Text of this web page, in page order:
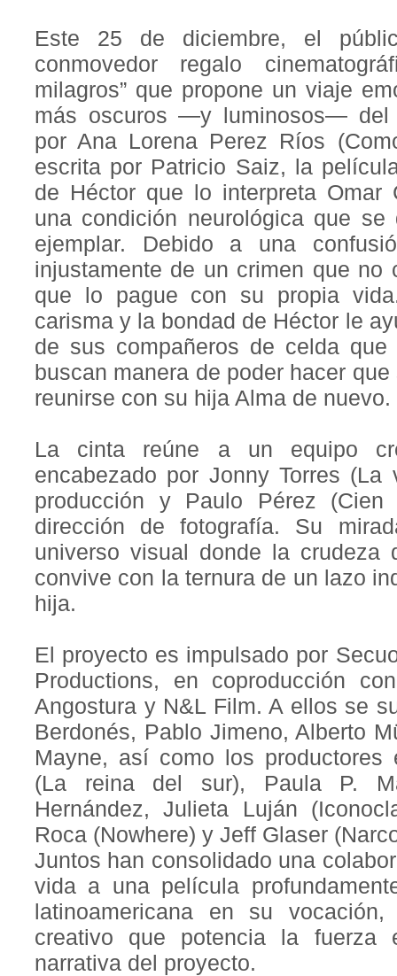
Este 25 de diciembre, el
conmovedor regalo
milagros” que propone un viaje
más oscuros —y luminosos— del
por Ana Lorena Perez Ríos
escrita por Patricio Saiz, la
de Héctor que lo interpreta Omar
una condición neurológica que
ejemplar. Debido a una
injustamente de un crimen que no
que lo pague con su propia
carisma y la bondad de Héctor le
de sus compañeros de celda
buscan manera de poder hacer
reunirse con su hija Alma de nuevo.
La cinta reúne a un equipo
encabezado por Jonny Torres
producción y Paulo Pérez
dirección de fotografía. Su
universo visual donde la crudeza
convive con la ternura de un lazo
hija.
El proyecto es impulsado por
Productions, en coproducción
Angostura y N&L Film. A ellos se
Berdonés, Pablo Jimeno, Alberto
Mayne, así como los productores
(La reina del sur), Paula P.
Hernández, Julieta Luján
Roca (Nowhere) y Jeff Glaser
Juntos han consolidado una
vida a una película
latinoamericana en su
creativo que potencia la fuerza
narrativa del proyecto.